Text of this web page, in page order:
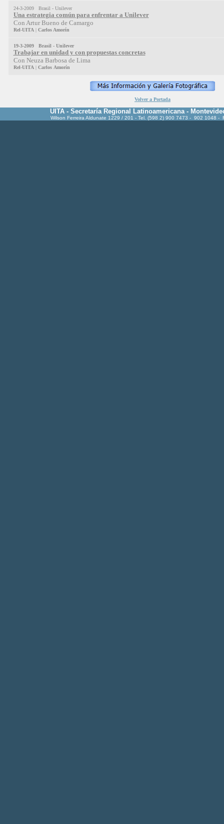
24-3-2009 Brasil - Unilever
Una estrategia común para enfrentar a Unilever
Con Artur Bueno de Camargo
Rel-UITA| Carlos Amorín
19-3-2009 Brasil - Unilever
Trabajar en unidad y con propuestas concretas
Con Neuza Barbosa de Lima
Rel-UITA| Carlos Amorín
Volver a Portada
UITA - Secretaría Regional Latinoamericana -
Wilson Ferreira Aldunate 1229 / 201 - Tel. (598 2) 900 7473 - 902 1048 -